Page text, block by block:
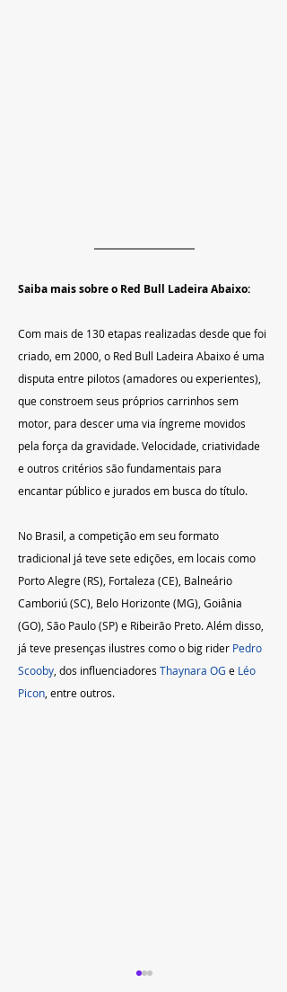
Saiba mais sobre o Red Bull Ladeira Abaixo:
Com mais de 130 etapas realizadas desde que foi
criado, em 2000, o Red Bull Ladeira Abaixo é uma
disputa entre pilotos (amadores ou experientes),
que constroem seus próprios carrinhos sem
motor, para descer uma via íngreme movidos
pela força da gravidade. Velocidade, criatividade
e outros critérios são fundamentais para
encantar público e jurados em busca do título.
No Brasil, a competição em seu formato
tradicional já teve sete edições, em locais como
Porto Alegre (RS), Fortaleza (CE), Balneário
Camboriú (SC), Belo Horizonte (MG), Goiânia
(GO), São Paulo (SP) e Ribeirão Preto. Além disso,
já teve presenças ilustres como o big rider Pedro
Scooby , dos influenciadores Thaynara OG e Léo
Picon , entre outros.